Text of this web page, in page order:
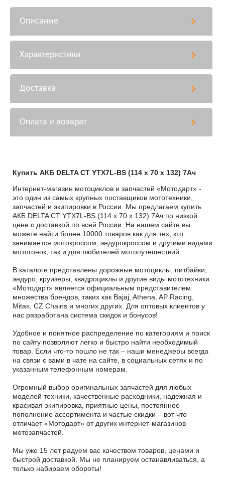
Описание
Характеристики
Доставка
Оплата и возврат
Купить АКБ DELTA CT YTX7L-BS (114 x 70 x 132) 7Ач
Интернет-магазин мотоциклов и запчастей «Мотодарт» -
это один из самых крупных поставщиков мототехники,
запчастей и экипировки в России. Мы предлагаем купить
АКБ DELTA CT YTX7L-BS (114 x 70 x 132) 7Ач по низкой
цене с доставкой по всей России. На нашем сайте вы
можете найти более 10000 товаров как для тех, кто
занимается мотокроссом, эндурокроссом и другими видами
мотогонок, так и для любителей мотопутешествий.
В каталоге представлены дорожные мотоциклы, питбайки,
эндуро, круизеры, квадроциклы и другие виды мототехники.
«Мотодарт» является официальным представителем
множества брендов, таких как Bajaj, Athena, AP Racing,
Mitas, CZ Chains и многих других. Для оптовых клиентов у
нас разработана система скидок и бонусов!
Удобное и понятное распределение по категориям и поиск
по сайту позволяют легко и быстро найти необходимый
товар. Если что-то пошло не так – наши менеджеры всегда
на связи с вами в чате на сайте, в социальных сетях и по
указанным телефонным номерам.
Огромный выбор оригинальных запчастей для любых
моделей техники, качественные расходники, надежная и
красивая экипировка, приятные цены, постоянное
пополнение ассортимента и частые скидки – вот что
отличает «Мотодарт» от других интернет-магазинов
мотозапчастей.
Мы уже 15 лет радуем вас качеством товаров, ценами и
быстрой доставкой. Мы не планируем останавливаться, а
только набираем обороты!